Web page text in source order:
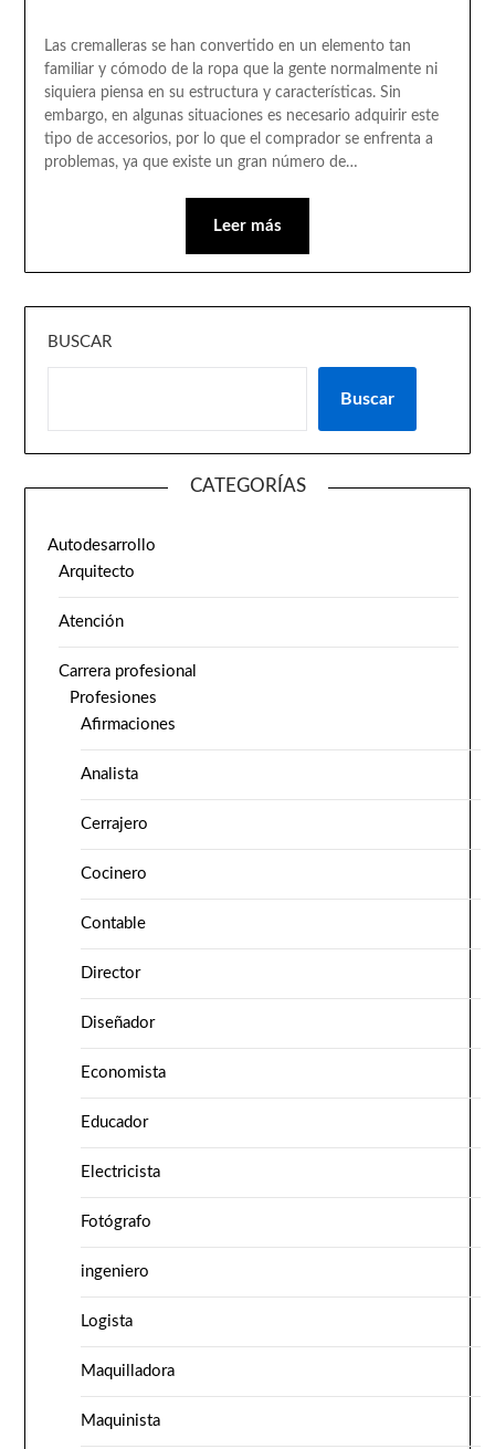
Las cremalleras se han convertido en un elemento tan
familiar y cómodo de la ropa que la gente normalmente ni
siquiera piensa en su estructura y características. Sin
embargo, en algunas situaciones es necesario adquirir este
tipo de accesorios, por lo que el comprador se enfrenta a
problemas, ya que existe un gran número de…
Leer más
BUSCAR
Buscar
CATEGORÍAS
Autodesarrollo
Arquitecto
Atención
Carrera profesional
Profesiones
Afirmaciones
Analista
Cerrajero
Cocinero
Contable
Director
Diseñador
Economista
Educador
Electricista
Fotógrafo
ingeniero
Logista
Maquilladora
Maquinista